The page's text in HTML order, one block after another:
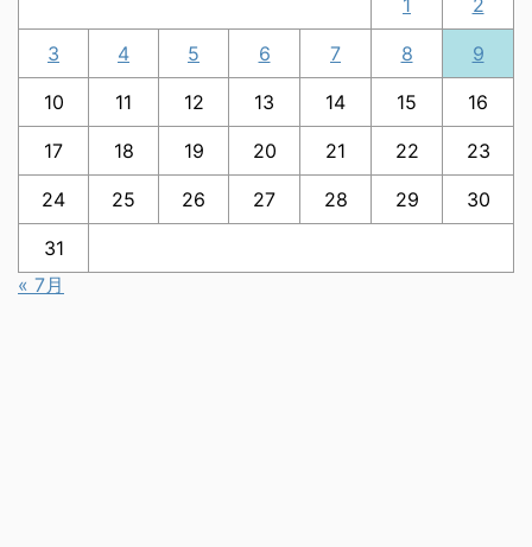
1 2
3 4 5 6 7 8 9
10 11 12 13 14 15 16
17 18 19 20 21 22 23
24 25 26 27 28 29 30
31
« 7月